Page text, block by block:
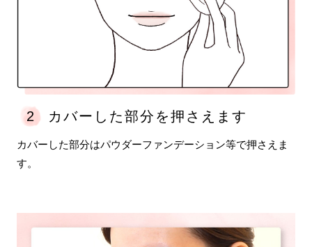
はい
2 カバーした部分を押さえます
カバーした部分はパウダーファンデーション等で押さえま
す。